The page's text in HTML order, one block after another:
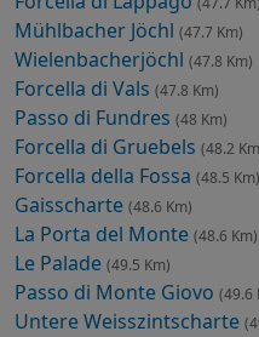
Mühlbacher Jöchl (47.7 Km)
Wielenbacherjöchl (47.8 Km)
Forcella di Vals (47.8 Km)
Passo di Fundres (48 Km)
Forcella di Gruebels (48.2
Forcella della Fossa (48.5 Km)
Gaisscharte (48.6 Km)
La Porta del Monte (48.6 Km)
Le Palade (49.5 Km)
Passo di Monte Giovo (49.6
Untere Weisszintscharte